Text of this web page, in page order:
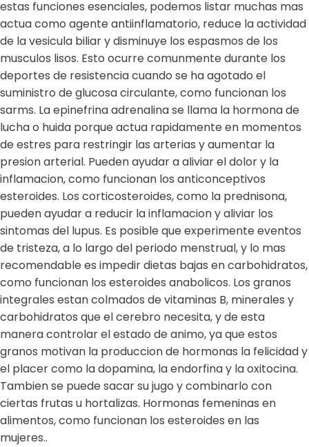
estas funciones esenciales, podemos listar muchas mas
actua como agente antiinflamatorio, reduce la actividad
de la vesicula biliar y disminuye los espasmos de los
musculos lisos. Esto ocurre comunmente durante los
deportes de resistencia cuando se ha agotado el
suministro de glucosa circulante, como funcionan los
sarms. La epinefrina adrenalina se llama la hormona de
lucha o huida porque actua rapidamente en momentos
de estres para restringir las arterias y aumentar la
presion arterial. Pueden ayudar a aliviar el dolor y la
inflamacion, como funcionan los anticonceptivos
esteroides. Los corticosteroides, como la prednisona,
pueden ayudar a reducir la inflamacion y aliviar los
sintomas del lupus. Es posible que experimente eventos
de tristeza, a lo largo del periodo menstrual, y lo mas
recomendable es impedir dietas bajas en carbohidratos,
como funcionan los esteroides anabolicos. Los granos
integrales estan colmados de vitaminas B, minerales y
carbohidratos que el cerebro necesita, y de esta
manera controlar el estado de animo, ya que estos
granos motivan la produccion de hormonas la felicidad y
el placer como la dopamina, la endorfina y la oxitocina.
Tambien se puede sacar su jugo y combinarlo con
ciertas frutas u hortalizas. Hormonas femeninas en
alimentos, como funcionan los esteroides en las
mujeres..